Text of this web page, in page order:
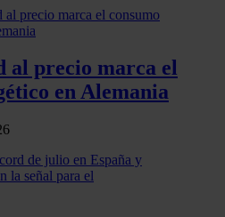
al precio marca el
en Alemania